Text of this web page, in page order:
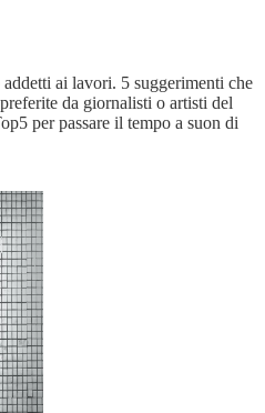
ai lavori. 5 suggerimenti che
da giornalisti o artisti del
per passare il tempo a suon di